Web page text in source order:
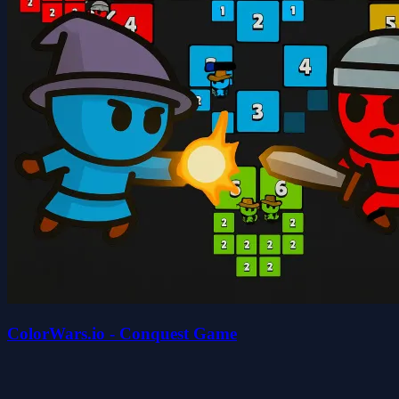
ColorWars.io - Conquest Game